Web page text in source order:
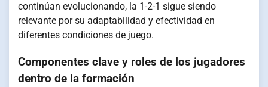
continúan evolucionando, la 1-2-1 sigue siendo
relevante por su adaptabilidad y efectividad en
diferentes condiciones de juego.
Componentes clave y roles de los jugadores
dentro de la formación